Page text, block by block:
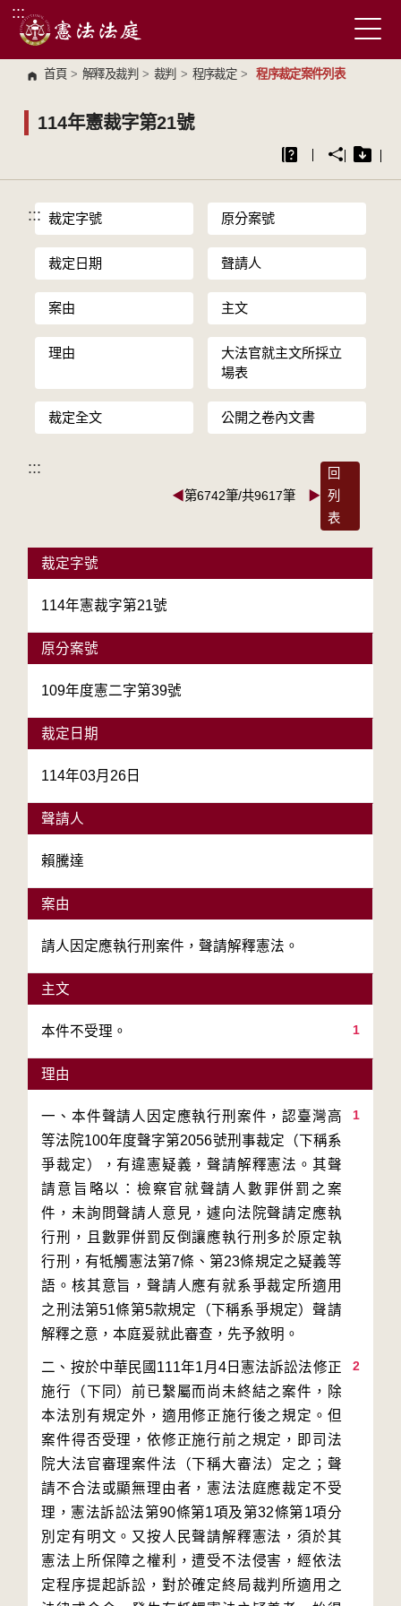
跳到主要內容區塊
:::
首頁 > 解釋及裁判 > 裁判 > 程序裁定 > 程序裁定案件列表
114年憲裁字第21號
::: 裁定字號 原分案號
裁定日期 聲請人
案由 主文
理由
大法官就主文所採立
場表
裁定全文 公開之卷內文書
:::
◀第6742筆/共9617筆 ▶
回
列
表
裁定字號
114年憲裁字第21號
原分案號
109年度憲二字第39號
裁定日期
114年03月26日
聲請人
賴騰達
案由
請人因定應執行刑案件，聲請解釋憲法。
主文
1
本件不受理。
理由
1
一、本件聲請人因定應執行刑案件，認臺灣高
等法院100年度聲字第2056號刑事裁定（下稱系
爭裁定），有違憲疑義，聲請解釋憲法。其聲
請意旨略以：檢察官就聲請人數罪併罰之案
件，未詢問聲請人意見，遽向法院聲請定應執
行刑，且數罪併罰反倒讓應執行刑多於原定執
行刑，有牴觸憲法第7條、第23條規定之疑義等
語。核其意旨，聲請人應有就系爭裁定所適用
之刑法第51條第5款規定（下稱系爭規定）聲請
2
二、按於中華民國111年1月4日憲法訴訟法修正
施行（下同）前已繫屬而尚未終結之案件，除
本法別有規定外，適用修正施行後之規定。但
案件得否受理，依修正施行前之規定，即司法
院大法官審理案件法（下稱大審法）定之；聲
請不合法或顯無理由者，憲法法庭應裁定不受
理，憲法訴訟法第90條第1項及第32條第1項分
別定有明文。又按人民聲請解釋憲法，須於其
憲法上所保障之權利，遭受不法侵害，經依法
定程序提起訴訟，對於確定終局裁判所適用之